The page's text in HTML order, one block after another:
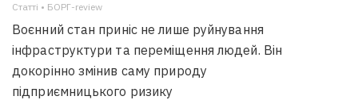
Статті • БОРГ-review
Воєнний стан приніс не лише руйнування
інфраструктури та переміщення людей. Він
докорінно змінив саму природу
підприємницького ризику